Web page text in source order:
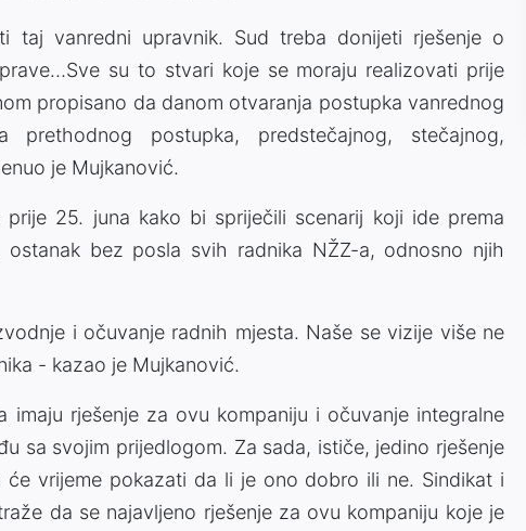
taj vanredni upravnik. Sud treba donijeti rješenje o
su to stvari koje se moraju realizovati prije
propisano da danom otvaranja postupka vanrednog
prethodnog postupka, predstečajnog, stečajnog,
je Mujkanović.
25. juna kako bi spriječili scenarij koji ide prema
bez posla svih radnika NŽZ-a, odnosno njih
i očuvanje radnih mjesta. Naše se vizije više ne
- kazao je Mujkanović.
imaju rješenje za ovu kompaniju i očuvanje integralne
sa svojim prijedlogom. Za sada, ističe, jedino rješenje
će vrijeme pokazati da li je ono dobro ili ne. Sindikat i
da se najavljeno rješenje za ovu kompaniju koje je